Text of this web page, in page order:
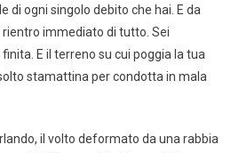
di ogni singolo debito che hai. E da
immediato di tutto. Sei
E il terreno su cui poggia la tua
stamattina per condotta in mala
il volto deformato da una rabbia